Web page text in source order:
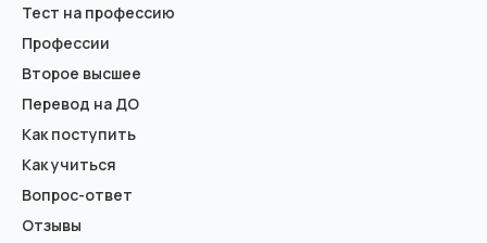
Тест на профессию
Профессии
Второе высшее
Перевод на ДО
Как поступить
Как учиться
Вопрос-ответ
Отзывы